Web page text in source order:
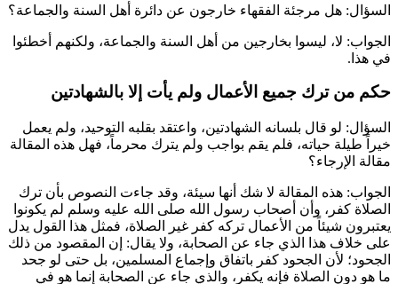
السؤال: هل مرجئة الفقهاء خارجون عن دائرة أهل السنة والجماعة؟
الجواب: لا، ليسوا بخارجين من أهل السنة والجماعة، ولكنهم أخطئوا
في هذا.
حكم من ترك جميع الأعمال ولم يأت إلا بالشهادتين
السؤال: لو قال بلسانه الشهادتين، واعتقد بقلبه التوحيد، ولم يعمل
خيراً طيلة حياته، فلم يقم بواجب ولم يترك محرماً، فهل هذه المقالة
مقالة الإرجاء؟
الجواب: هذه المقالة لا شك أنها سيئة، وقد جاءت النصوص بأن ترك
الصلاة كفر، وأن أصحاب رسول الله صلى الله عليه وسلم لم يكونوا
يعتبرون شيئاً من الأعمال تركه كفر غير الصلاة، فمثل هذا القول يدل
على خلاف هذا الذي جاء عن الصحابة، ولا يقال: إن المقصود من ذلك
الجحود؛ لأن الجحود كفر باتفاق وإجماع المسلمين، بل حتى لو جحد
ما هو دون الصلاة فإنه يكفر، والذي جاء عن الصحابة إنما هو في